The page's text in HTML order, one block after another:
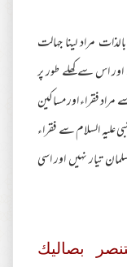
مراد لینا جہالت
اس سے کھلے طور پر
فقراء اور مساکین
علیہ السلام سے فقراء
تیار نہیں اور اسی
بصاليك